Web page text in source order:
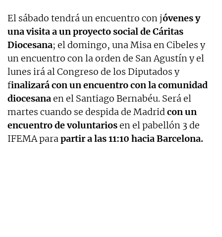
El sábado tendrá un encuentro con jóvenes y
una visita a un proyecto social de Cáritas
Diocesana; el domingo, una Misa en Cibeles y
un encuentro con la orden de San Agustín y el
lunes irá al Congreso de los Diputados y
finalizará con un encuentro con la comunidad
diocesanaen el Santiago Bernabéu. Será el
martes cuando se despida de Madrid con un
encuentro de voluntariosen el pabellón 3 de
IFEMA para partir a las 11:10 hacia Barcelona.